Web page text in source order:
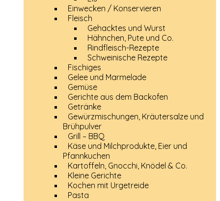
Einwecken / Konservieren
Fleisch
Gehacktes und Wurst
Hähnchen, Pute und Co.
Rindfleisch-Rezepte
Schweinische Rezepte
Fischiges
Gelee und Marmelade
Gemüse
Gerichte aus dem Backofen
Getränke
Gewürzmischungen, Kräutersalze und
Brühpulver
Grill – BBQ
Käse und Milchprodukte, Eier und
Pfannkuchen
Kartoffeln, Gnocchi, Knödel & Co.
Kleine Gerichte
Kochen mit Urgetreide
Pasta